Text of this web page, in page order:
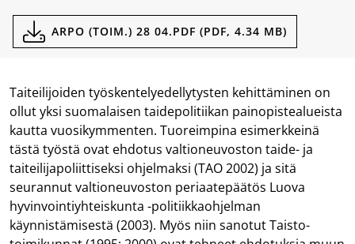
DokumentitARPO (TOIM.) 28 04.PDF (PDF, 4.34 MB)
Taiteilijoiden työskentelyedellytysten kehittäminen on
ollut yksi suomalaisen taidepolitiikan painopistealueista
kautta vuosikymmenten. Tuoreimpina esimerkkeinä
tästä työstä ovat ehdotus valtioneuvoston taide- ja
taiteilijapoliittiseksi ohjelmaksi (TAO 2002) ja sitä
seurannut valtioneuvoston periaatepäätös Luova
hyvinvointiyhteiskunta -politiikkaohjelman
käynnistämisestä (2003). Myös niin sanotut Taisto-